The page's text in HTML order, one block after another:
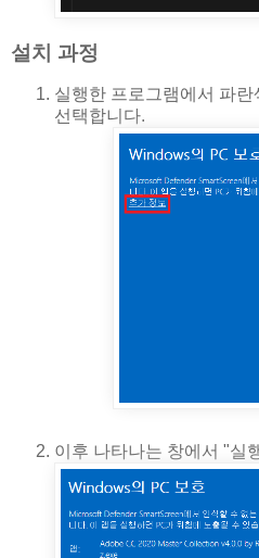
설치 과정
실행한 프로그램에서 파
선택합니다.
이후 나타나는 창에서 "실